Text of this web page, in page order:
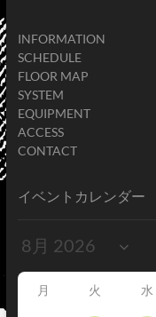
INFORMATION
SCHEDULE
FLOOR MAP
SYSTEM
EQUIPMENT
ACCESS
CONTACT
イベントカレンダー
月 火 水